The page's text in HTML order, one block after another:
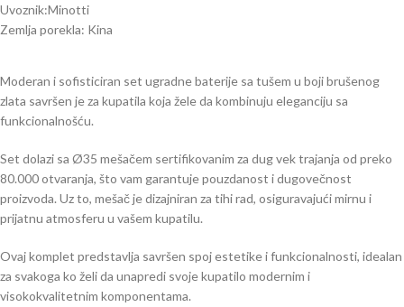
Uvoznik:Minotti
Zemlja porekla: Kina
Moderan i sofisticiran set ugradne baterije sa tušem u boji brušenog
zlata savršen je za kupatila koja žele da kombinuju eleganciju sa
funkcionalnošću.
Set dolazi sa Ø35 mešačem sertifikovanim za dug vek trajanja od preko
80.000 otvaranja, što vam garantuje pouzdanost i dugovečnost
proizvoda. Uz to, mešač je dizajniran za tihi rad, osiguravajući mirnu i
prijatnu atmosferu u vašem kupatilu.
Ovaj komplet predstavlja savršen spoj estetike i funkcionalnosti, idealan
za svakoga ko želi da unapredi svoje kupatilo modernim i
visokokvalitetnim komponentama.